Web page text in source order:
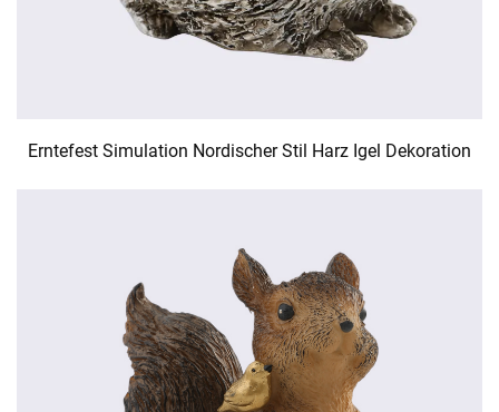
Erntefest Simulation Nordischer Stil Harz Igel Dekoration